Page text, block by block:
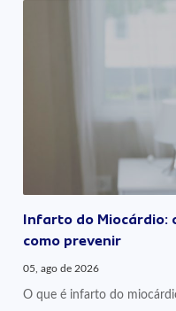
Infarto do Miocárdio:
como prevenir
05, ago de 2026
O que é infarto do